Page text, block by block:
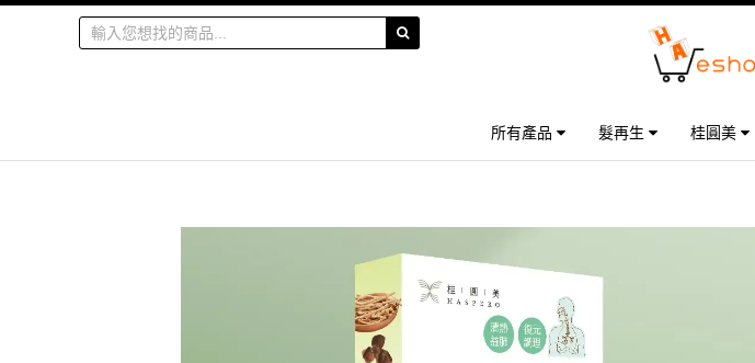
所有產品 髮再生 桂圓美